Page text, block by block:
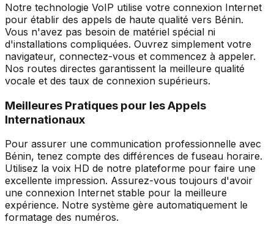
Notre technologie VoIP utilise votre connexion Internet
pour établir des appels de haute qualité vers Bénin.
Vous n'avez pas besoin de matériel spécial ni
d'installations compliquées. Ouvrez simplement votre
navigateur, connectez-vous et commencez à appeler.
Nos routes directes garantissent la meilleure qualité
vocale et des taux de connexion supérieurs.
Meilleures Pratiques pour les Appels
Internationaux
Pour assurer une communication professionnelle avec
Bénin, tenez compte des différences de fuseau horaire.
Utilisez la voix HD de notre plateforme pour faire une
excellente impression. Assurez-vous toujours d'avoir
une connexion Internet stable pour la meilleure
expérience. Notre système gère automatiquement le
formatage des numéros.